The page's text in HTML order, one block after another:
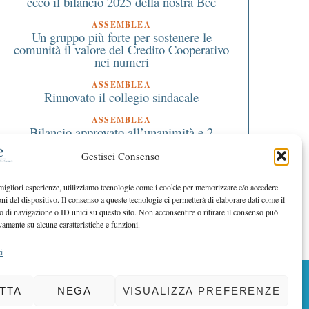
Gestisci Consenso
esperienze, utilizziamo tecnologie come i cookie per memorizzare e/o accedere
del dispositivo. Il consenso a queste tecnologie ci permetterà di elaborare dati come il
di navigazione o ID unici su questo sito. Non acconsentire o ritirare il consenso può
su alcune caratteristiche e funzioni.
NEGA VISUALIZZA PREFERENZE
ASSEMBLEA
Un gruppo più forte per sostenere le
comunità il valore del Credito Cooperativo
nei numeri
ASSEMBLEA
Rinnovato il collegio sindacale
ASSEMBLEA
Bilancio approvato all’unanimità e 2
EDITORIALE PRESIDENTE
Costruire futuro insieme
BACK TO TOP